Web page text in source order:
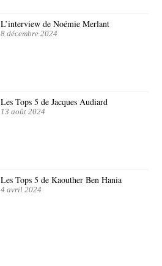
L’interview de Noémie Merlant
8 décembre 2024
Les Tops 5 de Jacques Audiard
13 août 2024
Les Tops 5 de Kaouther Ben Hania
4 avril 2024